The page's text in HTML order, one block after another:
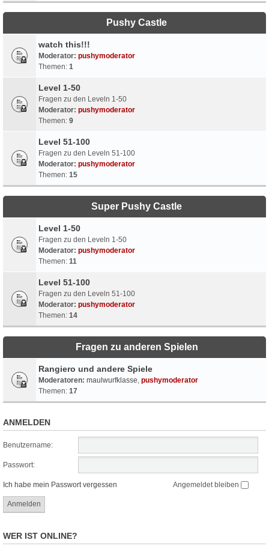
Pushy Castle
watch this!!!
Moderator: pushymoderator
Themen: 1
Level 1-50
Fragen zu den Leveln 1-50
Moderator: pushymoderator
Themen: 9
Level 51-100
Fragen zu den Leveln 51-100
Moderator: pushymoderator
Themen: 15
Super Pushy Castle
Level 1-50
Fragen zu den Leveln 1-50
Moderator: pushymoderator
Themen: 11
Level 51-100
Fragen zu den Leveln 51-100
Moderator: pushymoderator
Themen: 14
Fragen zu anderen Spielen
Rangiero und andere Spiele
Moderatoren: maulwurfklasse, pushymoderator
Themen: 17
ANMELDEN
Benutzername:
Passwort:
Ich habe mein Passwort vergessen Angemeldet bleiben
WER IST ONLINE?